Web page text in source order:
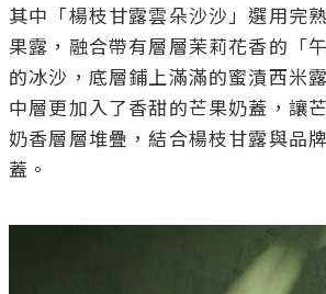
其中「楊枝甘露雲朵沙沙」選用完
果露，融合帶有層層茉莉花香的「
的冰沙，底層鋪上滿滿的蜜漬西米
中層更加入了香甜的芒果奶蓋，讓
奶香層層堆疊，結合楊枝甘露與品
蓋。